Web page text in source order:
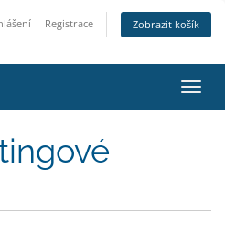
Registrace Zobrazit košík